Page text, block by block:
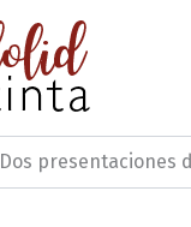
Dos presentaciones